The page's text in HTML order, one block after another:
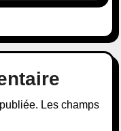
Les champs